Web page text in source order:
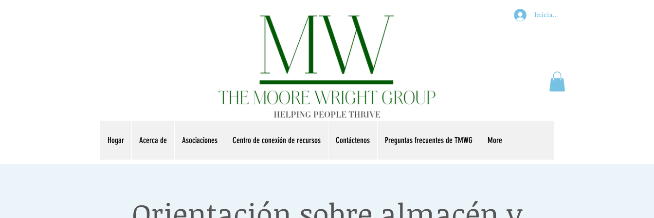
Iniciar sesión
Hogar Acerca de Asociaciones Centro de conexión de recursos Contáctenos Preguntas frecuentes de TMWG More